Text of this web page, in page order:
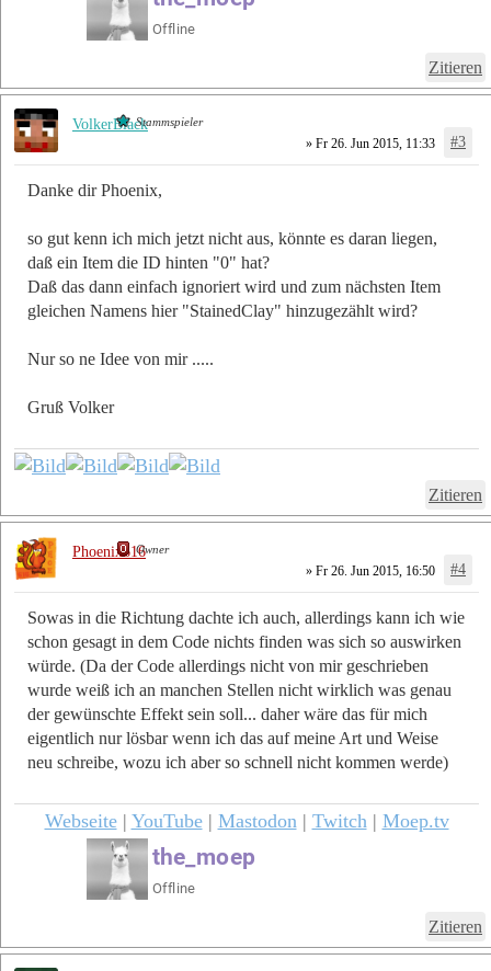
Zitieren
» Fr 26. Jun 2015, 11:33 #3
Danke dir Phoenix,
so gut kenn ich mich jetzt nicht aus, könnte es daran liegen,
daß ein Item die ID hinten "0" hat?
Daß das dann einfach ignoriert wird und zum nächsten Item
gleichen Namens hier "StainedClay" hinzugezählt wird?
Nur so ne Idee von mir .....
Gruß Volker
Zitieren
VolkerBlackStammspieler
» Fr 26. Jun 2015, 16:50 #4
Sowas in die Richtung dachte ich auch, allerdings kann ich wie
schon gesagt in dem Code nichts finden was sich so auswirken
würde. (Da der Code allerdings nicht von mir geschrieben
wurde weiß ich an manchen Stellen nicht wirklich was genau
der gewünschte Effekt sein soll... daher wäre das für mich
eigentlich nur lösbar wenn ich das auf meine Art und Weise
neu schreibe, wozu ich aber so schnell nicht kommen werde)
Webseite| YouTube| Mastodon| Twitch| Moep.tv
Zitieren
Phoenix616Owner